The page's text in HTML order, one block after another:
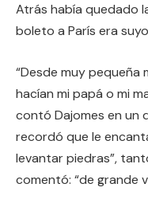
Atrás había quedado
boleto a París era
“Desde muy pequeña
hacían mi papá o mi
contó Dajomes en un
recordó que le
levantar piedras”,
comentó: “de grande